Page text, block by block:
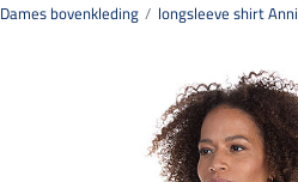
Dames bovenkleding longsleeve shirt Anni